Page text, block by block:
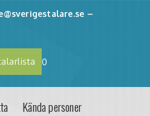
–
0
Kända personer